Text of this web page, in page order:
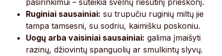
pasirinkimui – suteikia švelnų riešutinį prieskonį.
Ruginiai sausainiai: su trupučiu ruginių miltų jie
tampa tamsesni, su sodriu, kaimišku poskoniu.
Uogų arba vaisiniai sausainiai: galima įmaišyti
razinų, džiovintų spanguolių ar smulkintų slyvų.